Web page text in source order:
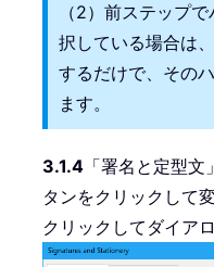
（2）前ステップ
択している場合は
するだけで、その
ます。
3.1.4 「署名と定型文
タンをクリックして
クリックしてダイア